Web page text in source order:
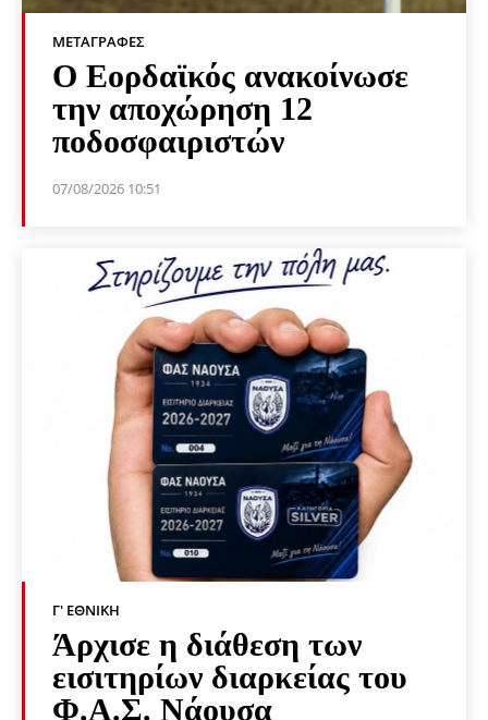
ΜΕΤΑΓΡΑΦΈΣ
Ο Εορδαϊκός ανακοίνωσε
την αποχώρηση 12
ποδοσφαιριστών
07/08/2026 10:51
Γ' ΕΘΝΙΚΉ
Άρχισε η διάθεση των
εισιτηρίων διαρκείας του
Φ.Α.Σ. Νάουσα